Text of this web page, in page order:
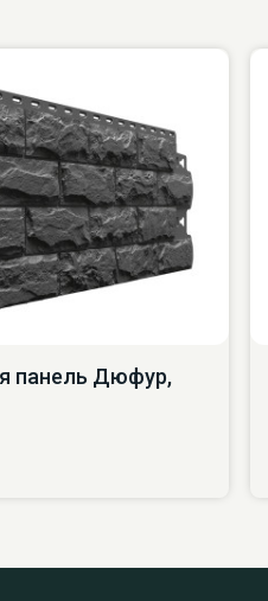
панель Дюфур,